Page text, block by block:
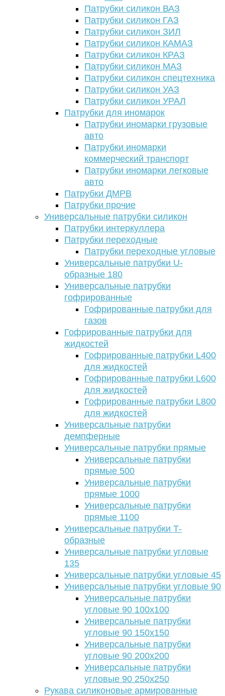
Патрубки силикон ВАЗ
Патрубки силикон ГАЗ
Патрубки силикон ЗИЛ
Патрубки силикон КАМАЗ
Патрубки силикон КРАЗ
Патрубки силикон МАЗ
Патрубки силикон спецтехника
Патрубки силикон УАЗ
Патрубки силикон УРАЛ
Патрубки для иномарок
Патрубки иномарки грузовые
авто
Патрубки иномарки
коммерческий транспорт
Патрубки иномарки легковые
авто
Патрубки ДМРВ
Патрубки прочие
Универсальные патрубки силикон
Патрубки интеркуллера
Патрубки переходные
Патрубки переходные угловые
Универсальные патрубки U-
образные 180
Универсальные патрубки
гофрированные
Гофрированные патрубки для
газов
Гофрированные патрубки для
жидкостей
Гофрированные патрубки L400
для жидкостей
Гофрированные патрубки L600
для жидкостей
Гофрированные патрубки L800
для жидкостей
Универсальные патрубки
демпферные
Универсальные патрубки прямые
Универсальные патрубки
прямые 500
Универсальные патрубки
прямые 1000
Универсальные патрубки
прямые 1100
Универсальные патрубки Т-
образные
Универсальные патрубки угловые
135
Универсальные патрубки угловые 45
Универсальные патрубки угловые 90
Универсальные патрубки
угловые 90 100х100
Универсальные патрубки
угловые 90 150х150
Универсальные патрубки
угловые 90 200х200
Универсальные патрубки
угловые 90 250х250
Рукава силиконовые армированные